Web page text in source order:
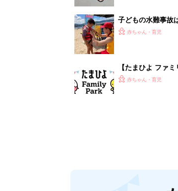
子どもの水難事故
まねく【専門家】
赤ちゃん・育児
【たまひよ ファ
赤ちゃん・育児